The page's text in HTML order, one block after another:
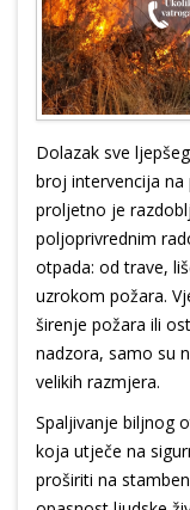
Dolazak sve
broj intervencija
proljetno je
poljoprivrednim
otpada: od trave,
uzrokom požara.
širenje požara ili
nadzora, samo su
velikih razmjera.
Spaljivanje biljnog
koja utječe na
proširiti na